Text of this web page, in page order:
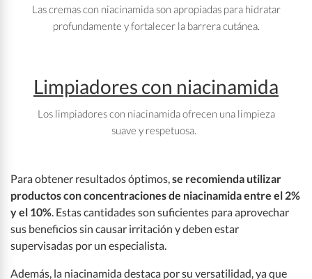
Las cremas con niacinamida son apropiadas para hidratar
profundamente y fortalecer la barrera cutánea.
Limpiadores con niacinamida
Los limpiadores con niacinamida ofrecen una limpieza
suave y respetuosa.
Para obtener resultados óptimos,se recomienda utilizar
productos con concentraciones de niacinamida entre el 2%
y el 10%. Estas cantidades son suficientes para aprovechar
sus beneficios sin causar irritación y deben estar
supervisadas por un especialista.
Además, la niacinamida destaca por su versatilidad, ya que